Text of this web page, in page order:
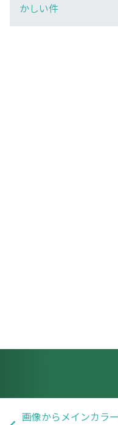
かしい件
画像からメインカラ